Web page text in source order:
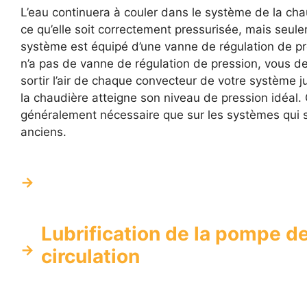
L’eau continuera à couler dans le système de la
ce qu’elle soit correctement pressurisée, mais
système est équipé d’une vanne de régulation de
n’a pas de vanne de régulation de pression, vous
sortir l’air de chaque convecteur de votre système
la chaudière atteigne son niveau de pression idéal.
généralement nécessaire que sur les systèmes qui
anciens.
Lubrification de la pompe
circulation